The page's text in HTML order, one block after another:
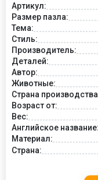
Артикул:
Размер пазла:
Тема:
Стиль:
Производитель:
Деталей:
Автор:
Животные:
Страна
Возраст от:
Вес:
Английское название:
Материал:
Страна: